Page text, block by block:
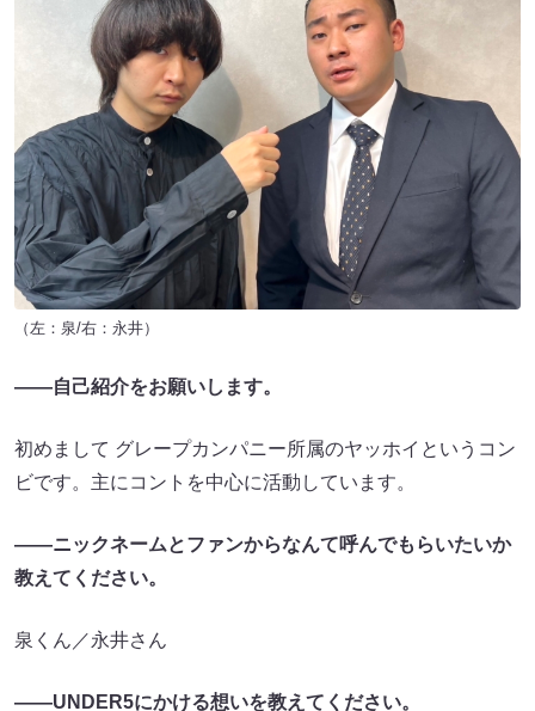
（左：泉/右：永井）
――自己紹介をお願いします。
初めまして グレープカンパニー所属のヤッホイというコン
ビです。主にコントを中心に活動しています。
――ニックネームとファンからなんて呼んでもらいたいか
教えてください。
泉くん／永井さん
――UNDER5にかける想いを教えてください。